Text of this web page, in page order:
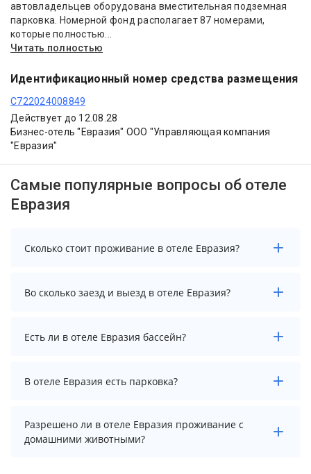
автовладельцев оборудована вместительная подземная
парковка. Номерной фонд располагает 87 номерами,
которые полностью...
Читать полностью
Идентификационный номер средства размещения
С722024008849
Действует до 12.08.28
Бизнес-отель "Евразия" ООО "Управляющая компания
"Евразия"
Самые популярные вопросы об отеле
Евразия
Сколько стоит проживание в отеле Евразия?
Стоимость проживания в отеле Евразия начинается
от 5700 рублей. Чтобы увидеть актуальные цены на
Во сколько заезд и выезд в отеле Евразия?
Заезд возможен после 14:00, а выезд необходимо
осуществить до 12:00.
Есть ли в отеле Евразия бассейн?
В отеле Евразия нет бассейна.
В отеле Евразия есть парковка?
В отеле Евразия есть парковка, уточните
информацию перед бронированием у менеджера,
возможно, услуга оплачивается отдельно.
Разрешено ли в отеле Евразия проживание с
домашними животными?